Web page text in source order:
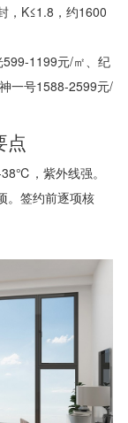
，K≤1.8，约1600
1199元/㎡、纪
一号1588-2599元/
点
，紫外线强。
。签约前逐项核